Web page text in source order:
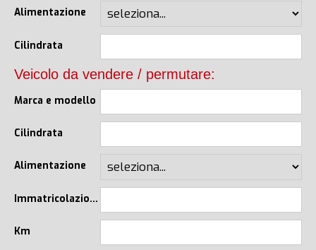
Alimentazione
Cilindrata
Veicolo da vendere / permutare:
Marca e modello
Cilindrata
Alimentazione
Immatricolazione
Km